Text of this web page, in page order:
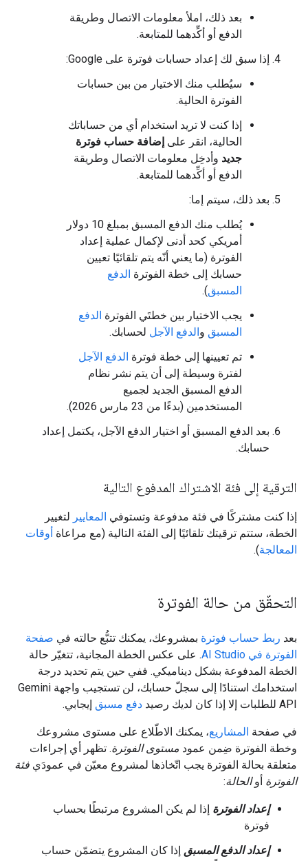
بعد ذلك، املأ معلومات الاتصال وطريقة
الدفع أو أكِّدهما للمتابعة.
إذا سبق لك إعداد حسابات فوترة على Google:
سيُطلب منك الاختيار من بين حسابات
الفوترة الحالية.
إذا كنت لا تريد استخدام أي من حساباتك
الحالية، انقر على إضافة حساب فوترة
جديد وأدخِل معلومات الاتصال وطريقة
الدفع أو أكِّدهما للمتابعة.
بعد ذلك، سيتم إما:
يُطلب منك الدفع المسبق بمبلغ 10 دولار
أمريكي كحد أدنى لإكمال عملية إعداد
الفوترة (ما يعني أنّه يتم تلقائيًا تعيين
حسابك إلى خطة الفوترة الدفع
المسبق).
يجب الاختيار بين خطتَي الفوترة الدفع
المسبق والدفع الآجل لحسابك.
تم تعيينها إلى خطة فوترة الدفع الآجل
لفترة وسيطة إلى أن يتم نشر نظام
الدفع المسبق الجديد لجميع
المستخدمين (بدءًا من 23 مارس 2026).
بعد الدفع المسبق أو اختيار الدفع الآجل، يكتمل إعداد
حسابك.
الترقية إلى فئة الاشتراك المدفوع التالية
إذا كنت مشتركًا في فئة مدفوعة وتستوفي المعايير لتغيير
الخطة، ستتم ترقيتك تلقائيًا إلى الفئة التالية (مع مراعاة أوقات
المعالجة).
التحقّق من حالة الفوترة
بعد ربط حساب فوترة بمشروعك، يمكنك تتبُّع حالته في صفحة
الفوترة في AI Studio
. على عكس الخطة المجانية، تتغيّر حالة
الخطة المدفوعة بشكل ديناميكي. ففي حين يتم تحديد درجة
استخدامك استنادًا إلى سجلّ حسابك، لن تستجيب واجهة Gemini
API للطلبات إلا إذا كان لديك رصيد
دفع مسبق إيجابي.
في صفحة المشاريع، يمكنك الاطّلاع على مستوى مشروعك
وخطة الفوترة ضِمن عمود مستوى الفوترة. تظهر أي إجراءات
متعلقة بحالة الفوترة يجب اتّخاذها لمشروع معيّن في عمودَي فئة
الفوترة أوالحالة:
إعداد الفوترة إذا لم يكن المشروع مرتبطًا بحساب
فوترة
إعداد الدفع المسبق إذا كان المشروع يتضمّن حساب